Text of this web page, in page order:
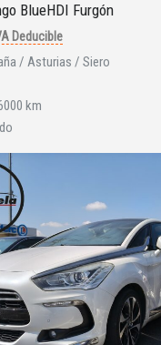
Iniciar sesión
BlueHDI Furgón
Deducible
/ Asturias / Siero
km